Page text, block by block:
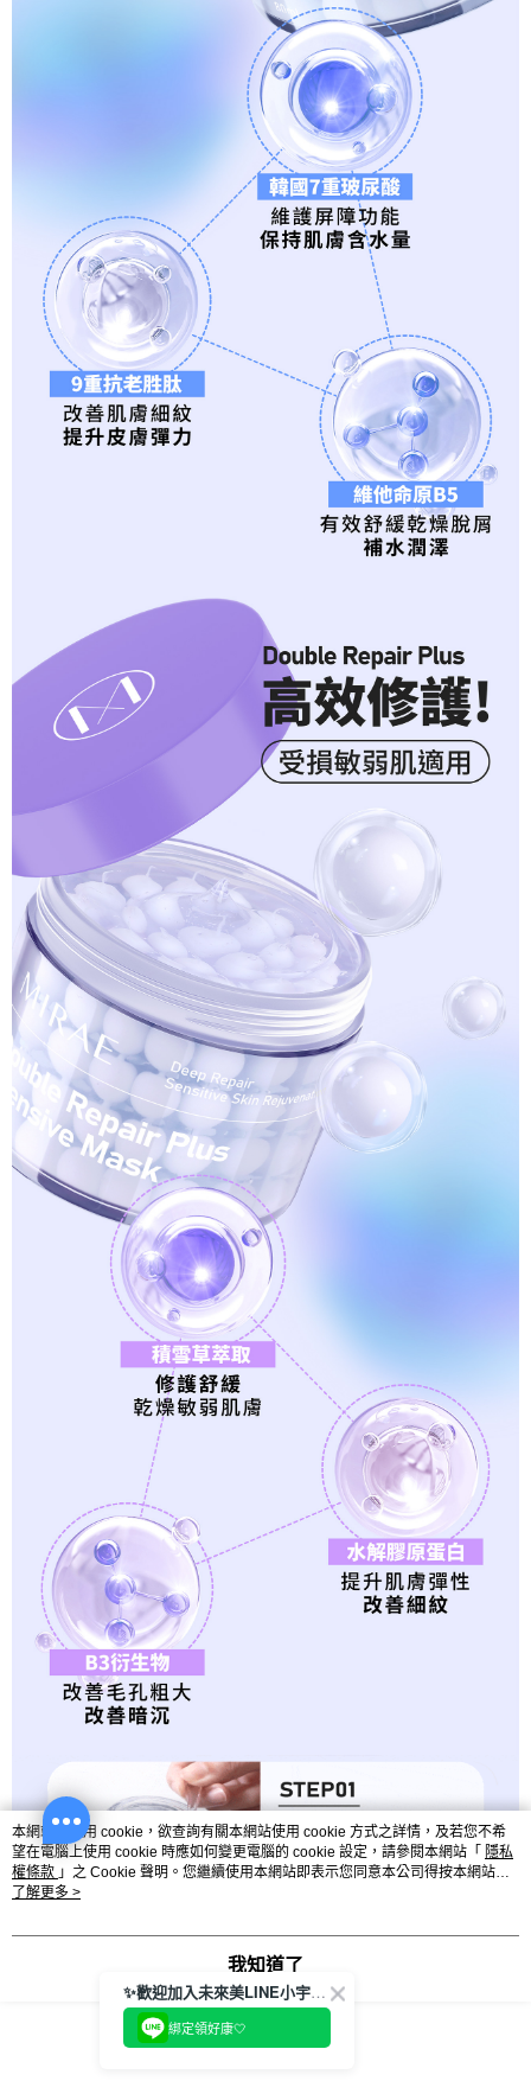
本網站中使用 cookie，欲查詢有關本網站使用 cookie 方式之詳情，及若您不希
望在電腦上使用 cookie 時應如何變更電腦的 cookie 設定，請參閱本網站「 隱私
權條款 」之 Cookie 聲明。您繼續使用本網站即表示您同意本公司得按本網站使
用條款之 Cookie 聲明使用 cookie。
了解更多 >
我知道了
✨歡迎加入未來美LINE小宇宙💫
綁定領好康🤍